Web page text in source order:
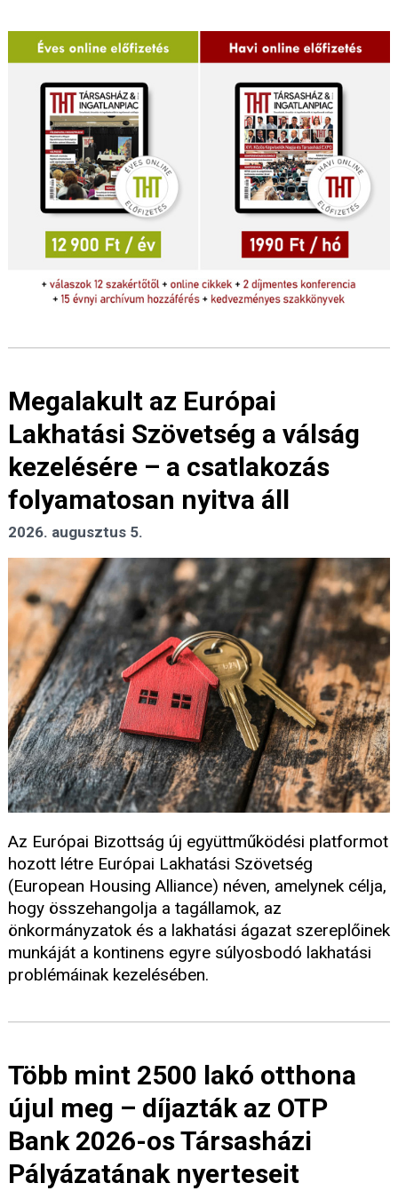
Megalakult az Európai
Lakhatási Szövetség a válság
kezelésére – a csatlakozás
folyamatosan nyitva áll
2026. augusztus 5.
Az Európai Bizottság új együttműködési platformot
hozott létre Európai Lakhatási Szövetség
(European Housing Alliance) néven, amelynek célja,
hogy összehangolja a tagállamok, az
önkormányzatok és a lakhatási ágazat szereplőinek
munkáját a kontinens egyre súlyosbodó lakhatási
problémáinak kezelésében.
Több mint 2500 lakó otthona
újul meg – díjazták az OTP
Bank 2026-os Társasházi
Pályázatának nyerteseit